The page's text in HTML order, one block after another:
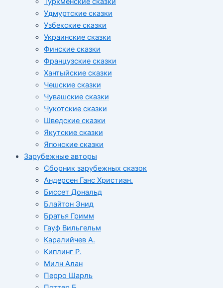
Удмуртские сказки
Узбекские сказки
Украинские сказки
Финские сказки
Французские сказки
Хантыйские сказки
Чешские сказки
Чувашские сказки
Чукотские сказки
Шведские сказки
Якутские сказки
Японские сказки
Зарубежные авторы
Сборник зарубежных сказок
Андерсен Ганс Христиан.
Биссет Дональд
Блайтон Энид
Братья Гримм
Гауф Вильгельм
Каралийчев А.
Киплинг Р.
Милн Алан
Перро Шарль